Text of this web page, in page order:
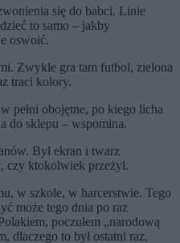
się do babci. Linie
to samo – jakby
oswoić.
Zwykle gra tam futbol, zielona
traci kolory.
pełni obojętne, po kiego licha
do sklepu – wspomina.
Był ekran i twarz
czy ktokolwiek przeżył.
w szkole, w harcerstwie. Tego
może tego dnia po raz
poczułem „narodową
dlaczego to był ostatni raz,